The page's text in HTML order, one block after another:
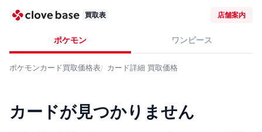
買取表 店舗案内
ポケモン ワンピース
ポケモンカード買取価格表 カード詳細 買取価格
カードが見つかりません